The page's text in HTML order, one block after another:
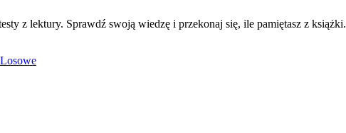
z lektury. Sprawdź swoją wiedzę i przekonaj się, ile pamiętasz z książki.
Losowe